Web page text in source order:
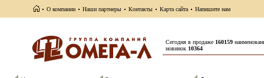
О компании Наши партнеры Контакты Карта сайта Напишите нам
Сегодня в продаже 160159
новинок 10364